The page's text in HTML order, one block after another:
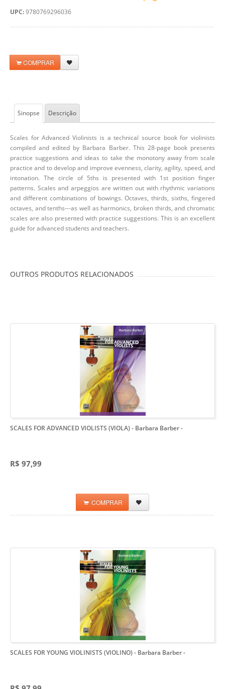
UPC:9780769296036
COMPRAR
Sinopse Descrição
Scales for Advanced Violinists is a technical source book for violinists
compiled and edited by Barbara Barber. This 28-page book presents
practice suggestions and ideas to take the monotony away from scale
practice and to develop and improve evenness, clarity, agility, speed, and
intonation. The circle of 5ths is presented with 1st position finger
patterns. Scales and arpeggios are written out with rhythmic variations
and different combinations of bowings. Octaves, thirds, sixths, fingered
octaves, and tenths---as well as harmonics, broken thirds, and chromatic
scales are also presented with practice suggestions. This is an excellent
guide for advanced students and teachers.
OUTROS PRODUTOS RELACIONADOS
SCALES FOR ADVANCED VIOLISTS (VIOLA) - Barbara Barber-
R$ 97,99
COMPRAR
SCALES FOR YOUNG VIOLINISTS (VIOLINO) - Barbara Barber-